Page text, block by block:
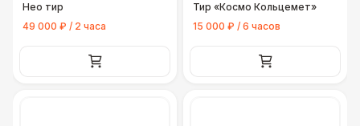
Нео тир
49 000 ₽ / 2 часа
Тир «Космо Кольцемет»
15 000 ₽ / 6 часов